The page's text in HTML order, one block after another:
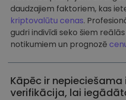
daudzajiem faktoriem, kas
kriptovalūtu cenas.
gudri indivīdi seko šiem
notikumiem un prognozē
Kāpēc ir
verifikācija, lai